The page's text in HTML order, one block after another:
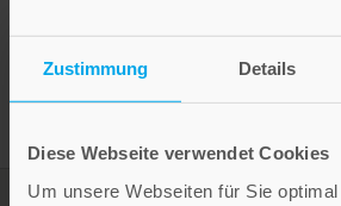
Zustimmung Details
Diese Webseite verwendet Cookies
Um unsere Webseiten für Sie